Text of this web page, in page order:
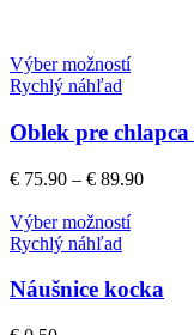
Výber možností
Rychlý náhľad
Oblek pre
€ 75.90 – € 89.90
Výber možností
Rychlý náhľad
Náušnice kocka